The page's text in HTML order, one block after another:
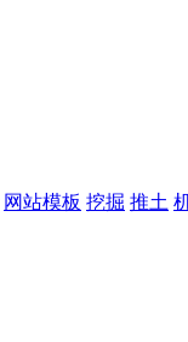
网站模板 挖掘 推土